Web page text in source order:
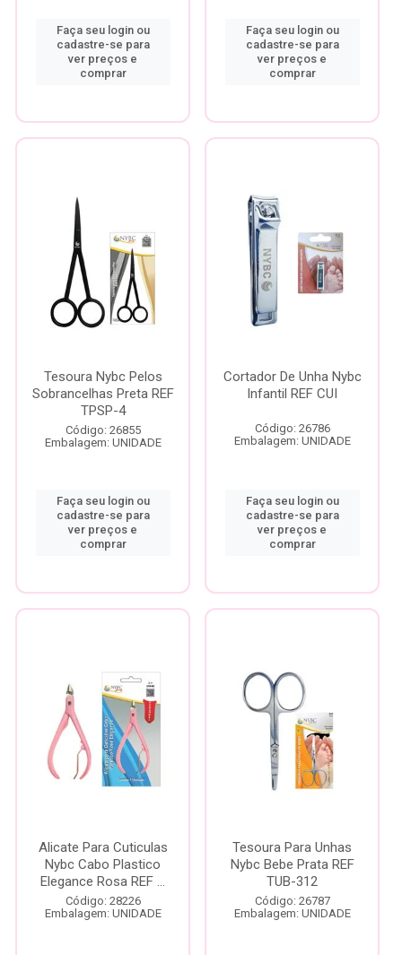
Faça seu login ou
cadastre-se para
ver preços e
comprar
Faça seu login ou
cadastre-se para
ver preços e
comprar
Tesoura Nybc Pelos
Sobrancelhas Preta REF
TPSP-4
Código: 26855
Embalagem: UNIDADE
Faça seu login ou
cadastre-se para
ver preços e
comprar
Cortador De Unha Nybc
Infantil REF CUI
Código: 26786
Embalagem: UNIDADE
Faça seu login ou
cadastre-se para
ver preços e
comprar
Alicate Para Cuticulas
Nybc Cabo Plastico
Elegance Rosa REF ...
Código: 28226
Embalagem: UNIDADE
Tesoura Para Unhas
Nybc Bebe Prata REF
TUB-312
Código: 26787
Embalagem: UNIDADE